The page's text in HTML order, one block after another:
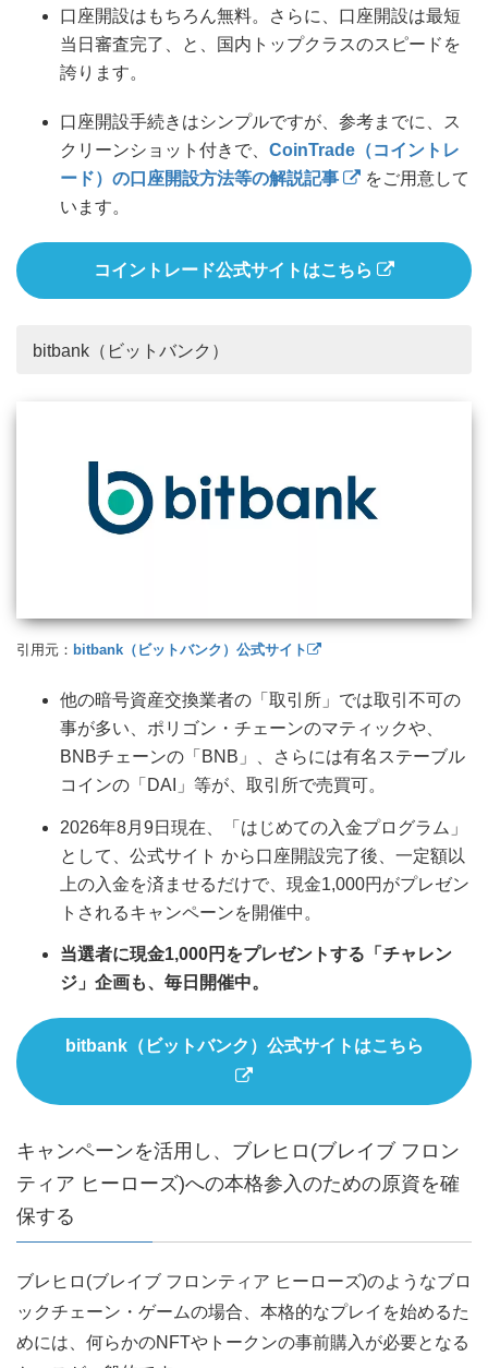
口座開設はもちろん無料。さらに、口座開設は最短
当日審査完了、と、国内トップクラスのスピードを
誇ります。
口座開設手続きはシンプルですが、参考までに、ス
クリーンショット付きで、 CoinTrade（コイントレ
ード）の口座開設方法等の解説記事
をご用意して
います。
コイントレード公式サイトはこちら
bitbank（ビットバンク）
引用元： bitbank（ビットバンク）公式サイト
他の暗号資産交換業者の「取引所」では取引不可の
事が多い、ポリゴン・チェーンのマティックや、
BNBチェーンの「BNB」、さらには有名ステーブル
コインの「DAI」等が、取引所で売買可。
2026年8月9日現在、「はじめての入金プログラム」
として、公式サイト から口座開設完了後、一定額以
上の入金を済ませるだけで、現金1,000円がプレゼン
トされるキャンペーンを開催中。
当選者に現金1,000円をプレゼントする「チャレン
ジ」企画も、毎日開催中。
bitbank（ビットバンク）公式サイトはこちら
キャンペーンを活用し、ブレヒロ(ブレイブ フロン
ティア ヒーローズ)への本格参入のための原資を確
保する
ブレヒロ(ブレイブ フロンティア ヒーローズ)のようなブロ
ックチェーン・ゲームの場合、本格的なプレイを始めるた
めには、何らかのNFTやトークンの事前購入が必要となる